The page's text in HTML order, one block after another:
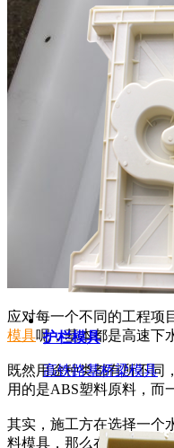
护栏模具
高铁路基桥梁模具
应对每一个不同的工程项
模具呢，基本都是高速下
既然用途种类都有所不同
用的是ABS塑料原料，而
其实，施工方在选择一个
料模具，那么在产品精度